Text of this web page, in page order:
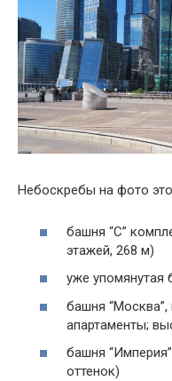
Небоскребы на фото
башня “С”
этажей, 268 м)
уже упомянутая
башня
апартаменты;
башня
оттенок)